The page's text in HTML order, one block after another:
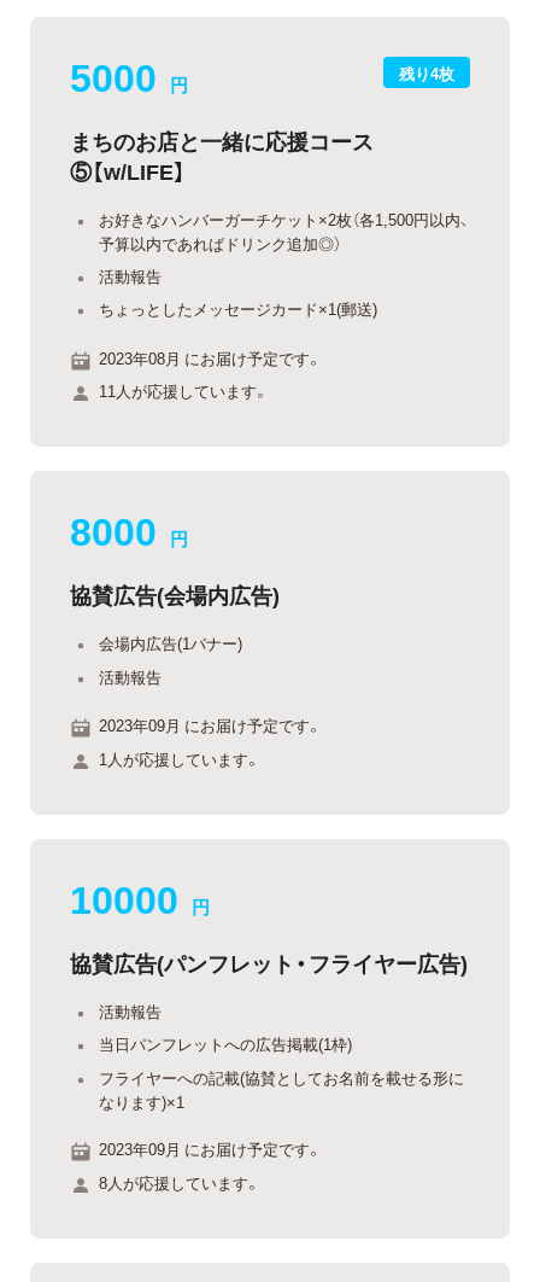
残り4枚
5000 円
まちのお店と一緒に応援コース
⑤【w/LIFE】
お好きなハンバーガーチケット×2枚（各1,500円以内、
予算以内であればドリンク追加◎）
活動報告
ちょっとしたメッセージカード×1(郵送)
2023年08月 にお届け予定です。
11人が応援しています。
8000 円
協賛広告(会場内広告)
会場内広告(1バナー)
活動報告
2023年09月 にお届け予定です。
1人が応援しています。
10000 円
協賛広告(パンフレット・フライヤー広告)
活動報告
当日パンフレットへの広告掲載(1枠)
フライヤーへの記載(協賛としてお名前を載せる形に
なります)×1
2023年09月 にお届け予定です。
8人が応援しています。